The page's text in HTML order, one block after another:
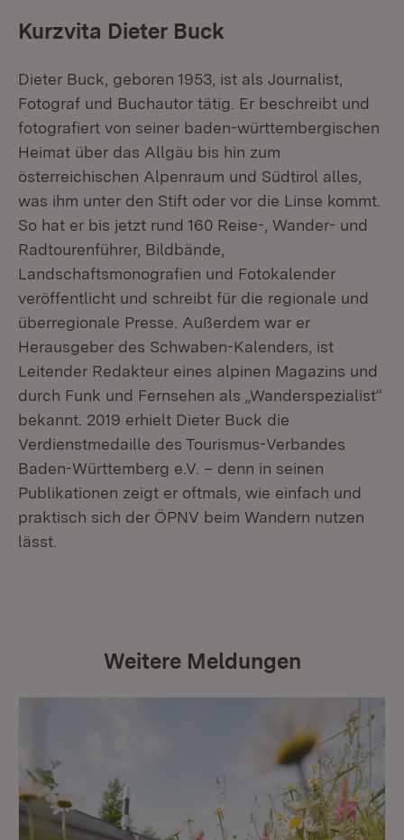
Kurzvita Dieter Buck
Dieter Buck, geboren 1953, ist als Journalist,
Fotograf und Buchautor tätig. Er beschreibt und
fotografiert von seiner baden-württembergischen
Heimat über das Allgäu bis hin zum
österreichischen Alpenraum und Südtirol alles,
was ihm unter den Stift oder vor die Linse kommt.
So hat er bis jetzt rund 160 Reise-, Wander- und
Radtourenführer, Bildbände,
Landschaftsmonografien und Fotokalender
veröffentlicht und schreibt für die regionale und
überregionale Presse. Außerdem war er
Herausgeber des Schwaben-Kalenders, ist
Leitender Redakteur eines alpinen Magazins und
durch Funk und Fernsehen als „Wanderspezialist“
bekannt. 2019 erhielt Dieter Buck die
Verdienstmedaille des Tourismus-Verbandes
Baden-Württemberg e.V. – denn in seinen
Publikationen zeigt er oftmals, wie einfach und
praktisch sich der ÖPNV beim Wandern nutzen
lässt.
Weitere Meldungen